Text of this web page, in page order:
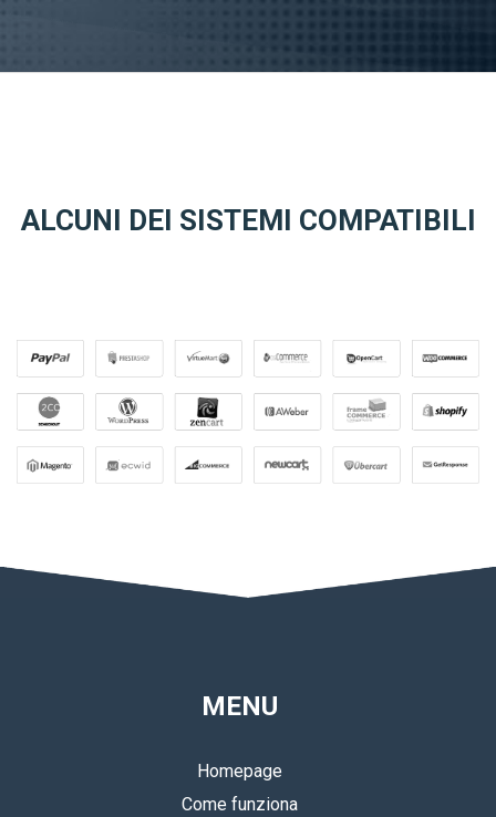
ALCUNI DEI SISTEMI COMPATIBILI
MENU
Homepage
Come funziona